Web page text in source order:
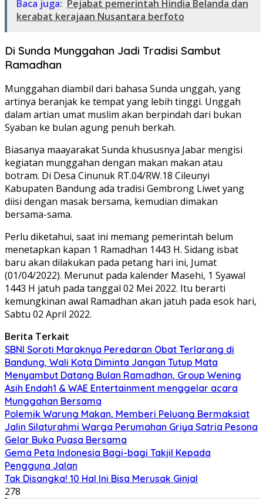
Baca juga: Pejabat pemerintah Hindia Belanda dan
kerabat kerajaan Nusantara berfoto
Di Sunda Munggahan Jadi Tradisi Sambut
Ramadhan
Munggahan diambil dari bahasa Sunda unggah, yang
artinya beranjak ke tempat yang lebih tinggi. Unggah
dalam artian umat muslim akan berpindah dari bukan
Syaban ke bulan agung penuh berkah.
Biasanya maayarakat Sunda khususnya Jabar mengisi
kegiatan munggahan dengan makan makan atau
botram. Di Desa Cinunuk RT.04/RW.18 Cileunyi
Kabupaten Bandung ada tradisi Gembrong Liwet yang
diisi dengan masak bersama, kemudian dimakan
bersama-sama.
Perlu diketahui, saat ini memang pemerintah belum
menetapkan kapan 1 Ramadhan 1443 H. Sidang isbat
baru akan dilakukan pada petang hari ini, Jumat
(01/04/2022). Merunut pada kalender Masehi, 1 Syawal
1443 H jatuh pada tanggal 02 Mei 2022. Itu berarti
kemungkinan awal Ramadhan akan jatuh pada esok hari,
Sabtu 02 April 2022.
Berita Terkait
SBNI Soroti Maraknya Peredaran Obat Terlarang di
Bandung, Wali Kota Diminta Jangan Tutup Mata
Menyambut Datang Bulan Ramadhan, Group Wening
Asih Endah1 & WAE Entertainment menggelar acara
Munggahan Bersama
Polemik Warung Makan, Memberi Peluang Bermaksiat
Jalin Silaturahmi Warga Perumahan Griya Satria Pesona
Gelar Buka Puasa Bersama
Gema Peta Indonesia Bagi-bagi Takjil Kepada
Pengguna Jalan
Tak Disangka! 10 Hal Ini Bisa Merusak Ginjal
278